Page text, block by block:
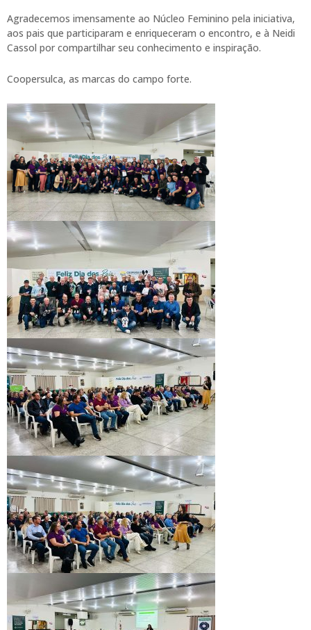
Agradecemos imensamente ao Núcleo Feminino pela iniciativa,
aos pais que participaram e enriqueceram o encontro, e à Neidi
Cassol por compartilhar seu conhecimento e inspiração.
Coopersulca, as marcas do campo forte.